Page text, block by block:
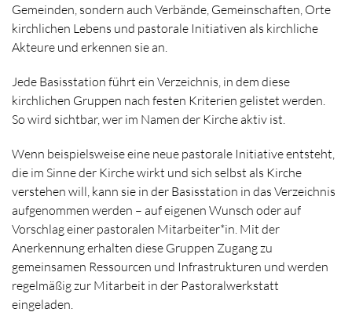
Gemeinden, sondern auch Verbände, Gemeinschaften, Orte
kirchlichen Lebens und pastorale Initiativen als kirchliche
Akteure und erkennen sie an.
Jede Basisstation führt ein Verzeichnis, in dem diese
kirchlichen Gruppen nach festen Kriterien gelistet werden.
So wird sichtbar, wer im Namen der Kirche aktiv ist.
Wenn beispielsweise eine neue pastorale Initiative entsteht,
die im Sinne der Kirche wirkt und sich selbst als Kirche
verstehen will, kann sie in der Basisstation in das Verzeichnis
aufgenommen werden – auf eigenen Wunsch oder auf
Vorschlag einer pastoralen Mitarbeiter*in. Mit der
Anerkennung erhalten diese Gruppen Zugang zu
gemeinsamen Ressourcen und Infrastrukturen und werden
regelmäßig zur Mitarbeit in der Pastoralwerkstatt
eingeladen.